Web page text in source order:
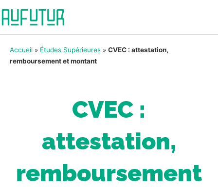
Accueil » Études Supérieures » CVEC : attestation,
remboursement et montant
CVEC :
attestation,
remboursement